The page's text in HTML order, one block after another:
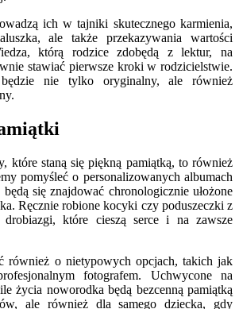
ich w tajniki skutecznego karmienia,
ale także przekazywania wartości
którą rodzice zdobędą z lektur, na
stawiać pierwsze kroki w rodzicielstwie.
nie tylko oryginalny, ale również
które staną się piękną pamiątką, to również
pomyśleć o personalizowanych albumach
się znajdować chronologicznie ułożone
Ręcznie robione kocyki czy poduszeczki z
które cieszą serce i na zawsze
również o nietypowych opcjach, takich jak
fotografem. Uchwycone na
życia noworodka będą bezcenną pamiątką
ale również dla samego dziecka, gdy